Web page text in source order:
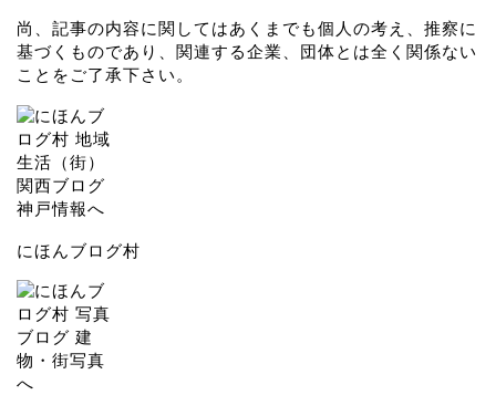
尚、記事の内容に関してはあくまでも個人の考え、推察に
基づくものであり、関連する企業、団体とは全く関係ない
ことをご了承下さい。
にほんブログ村